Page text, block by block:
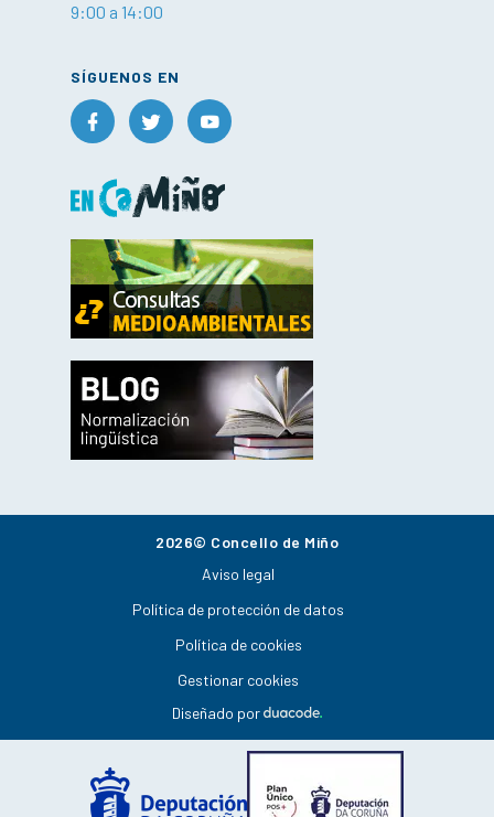
9:00 a 14:00
SÍGUENOS EN
2026© Concello de Miño
Aviso legal
Política de protección de datos
Política de cookies
Gestionar cookies
Diseñado por